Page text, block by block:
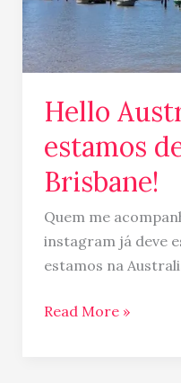
Hello
estamos
Brisbane!
Quem me
instagram já deve
estamos na
Read More »